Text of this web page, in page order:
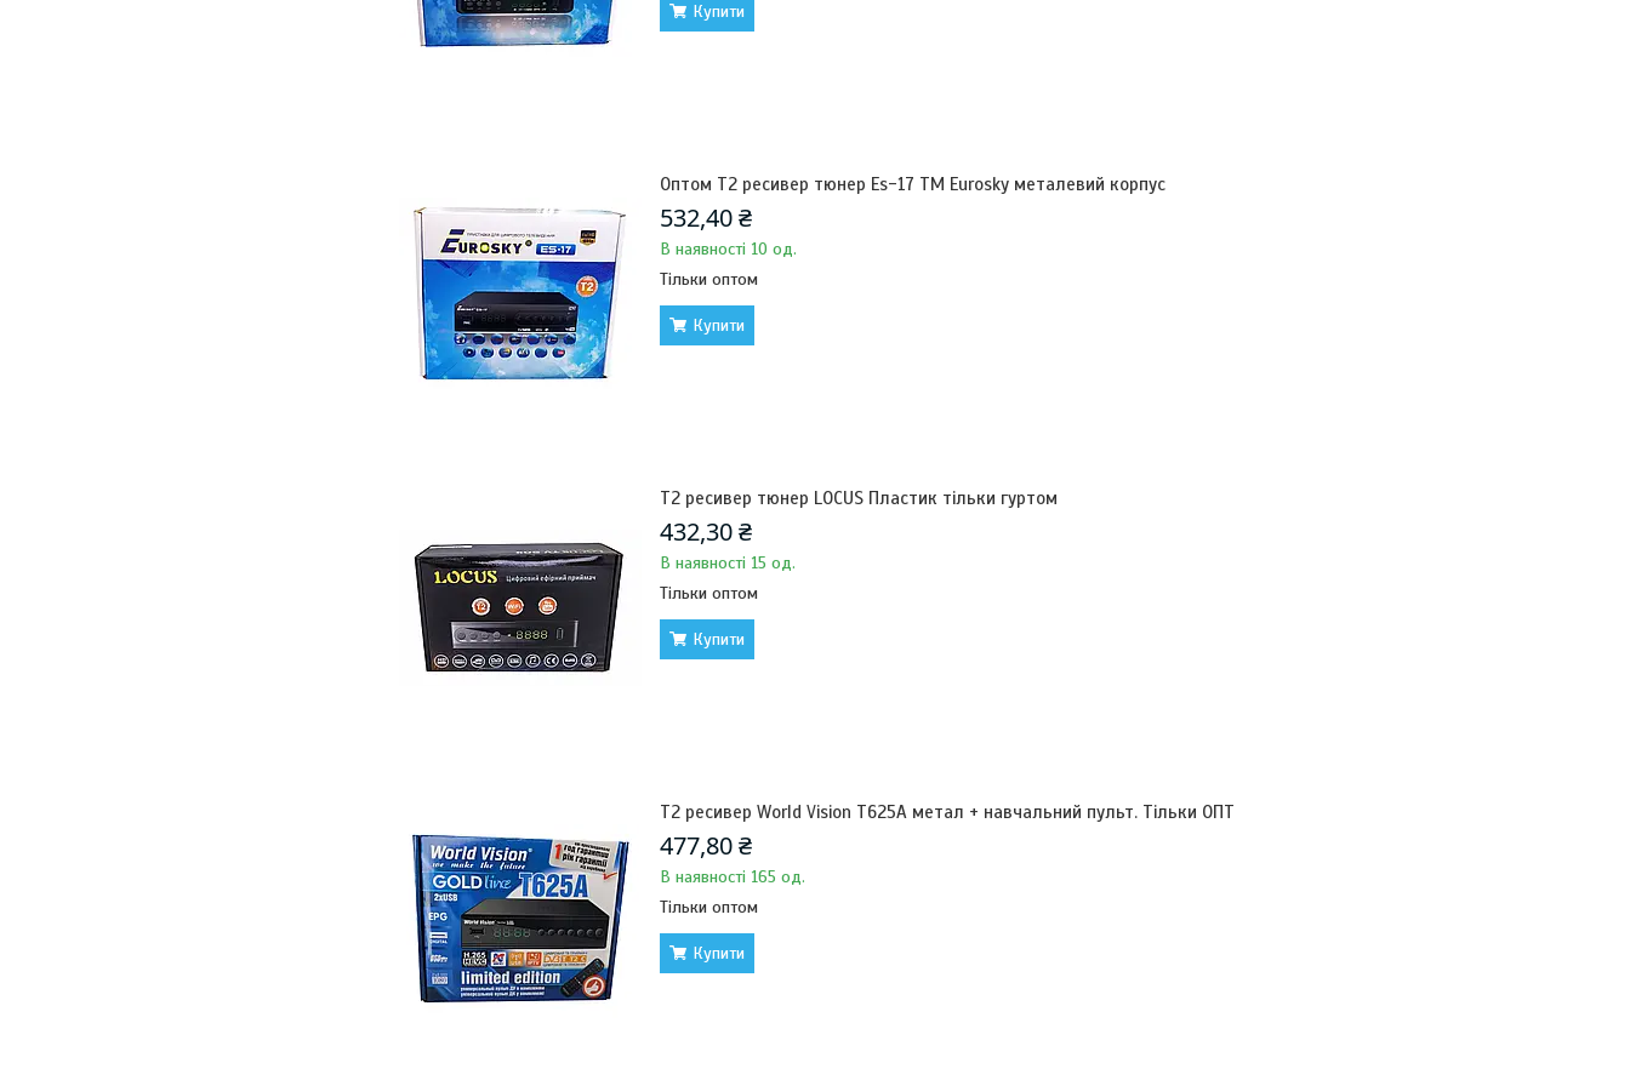
Купити
Оптом Т2 ресивер тюнер Es-17 ТМ Eurosky металевий корпус
532,40 ₴
В наявності 10 од.
Тільки оптом
Купити
Т2 ресивер тюнер LOCUS Пластик тільки гуртом
432,30 ₴
В наявності 15 од.
Тільки оптом
Купити
Т2 ресивер World Vision T625A метал + навчальний пульт. Тільки ОПТ
477,80 ₴
В наявності 165 од.
Тільки оптом
Купити